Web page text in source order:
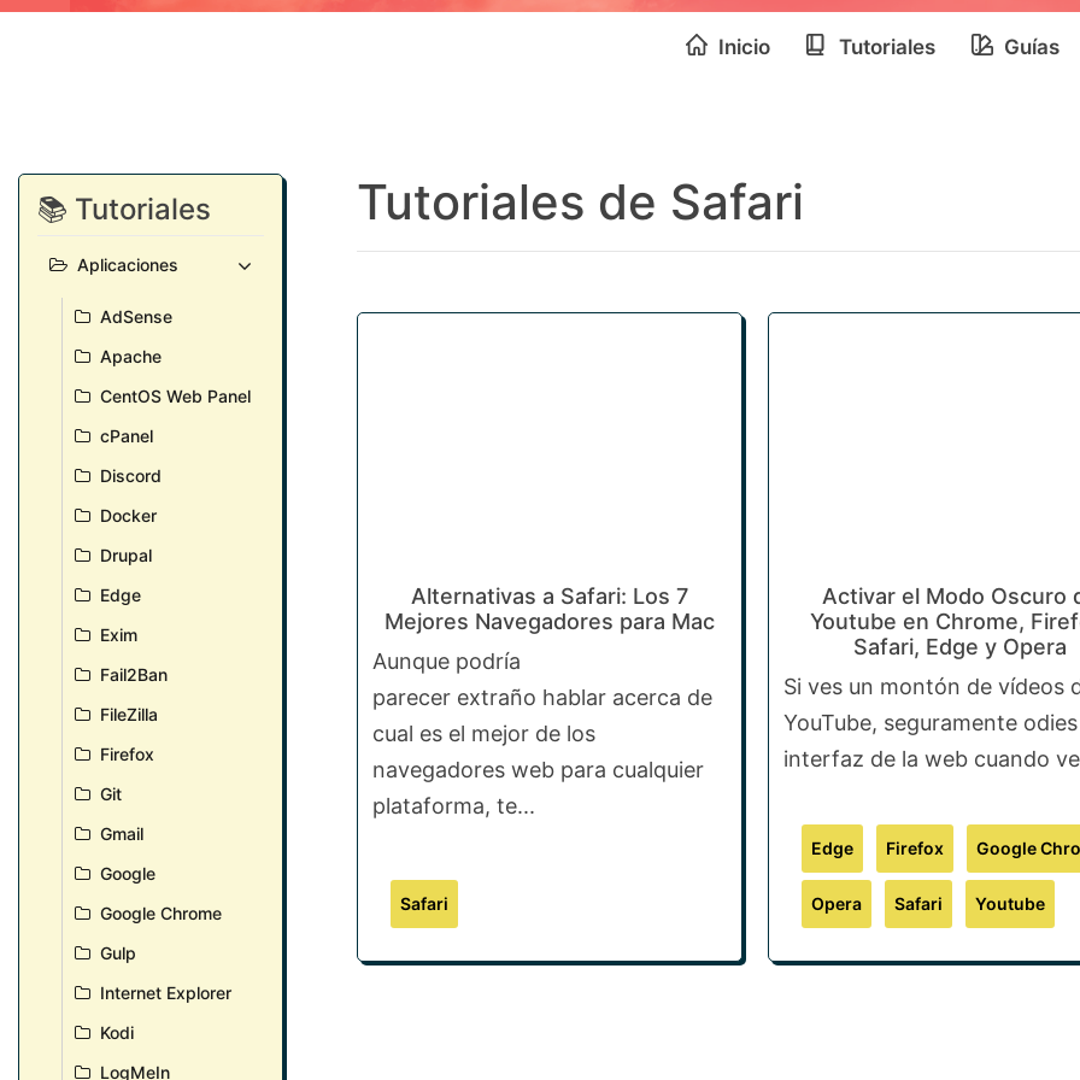
Inicio Tutoriales Guías
📚 Tutoriales
Aplicaciones
AdSense
Apache
CentOS Web Panel
cPanel
Discord
Docker
Drupal
Edge
Exim
Fail2Ban
FileZilla
Firefox
Git
Gmail
Google
Google Chrome
Gulp
Internet Explorer
Kodi
LogMeIn
Tutoriales de Safari
Alternativas a Safari: Los 7
Mejores Navegadores para Mac
Aunque podría
parecer extraño hablar acerca de
cual es el mejor de los
navegadores web para cualquier
plataforma, te...
Safari
Activar el Modo Oscuro
Youtube en Chrome,
Safari, Edge y Opera
Si ves un montón de vídeos
YouTube, seguramente
interfaz de la web cuando
Edge Firefox Google
Opera Safari Youtube